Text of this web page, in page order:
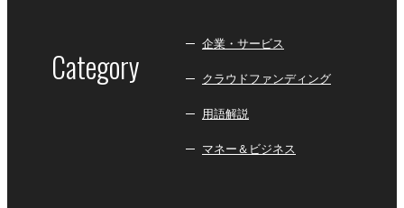
Category
企業・サービス
クラウドファンディング
用語解説
マネー＆ビジネス